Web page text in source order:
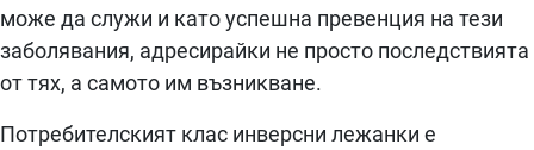
може да служи и като успешна превенция на тези
заболявания, адресирайки не просто последствията
от тях, а самото им възникване.
Потребителският клас инверсни лежанки е